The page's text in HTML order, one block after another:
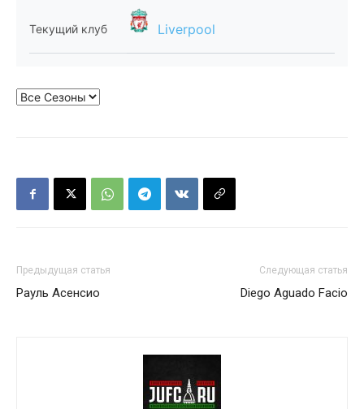
Текущий клуб Liverpool
Предыдущая статья
Рауль Асенсио
Следующая статья
Diego Aguado Facio